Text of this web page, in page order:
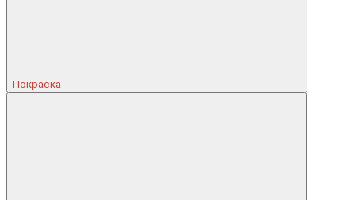
Покраска